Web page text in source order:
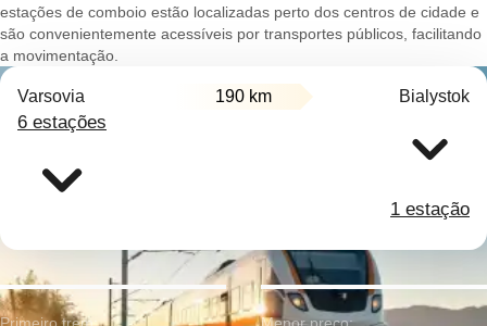
estações de comboio estão localizadas perto dos centros de cidade e
são convenientemente acessíveis por transportes públicos, facilitando
a movimentação.
Varsovia 190 km Bialystok
6 estações
1 estação